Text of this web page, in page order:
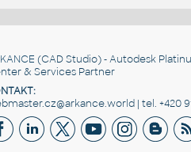
(CAD Studio) - Autodesk
& Services Partner
| tel. +420